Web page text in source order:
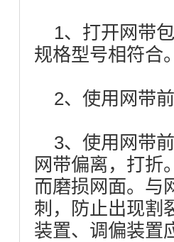
1、打开网带
规格型号相符合
2、使用网带
3、使用网带
网带偏离，打折
而磨损网面。与
刺，防止出现割
装置、调偏装置